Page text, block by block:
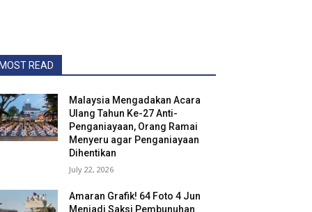
READ
Malaysia Mengadakan Acara
Ulang Tahun Ke-27 Anti-
Penganiayaan, Orang Ramai
Menyeru agar Penganiayaan
Dihentikan
July 22, 2026
Amaran Grafik! 64 Foto 4 Jun
Menjadi Saksi Pembunuhan